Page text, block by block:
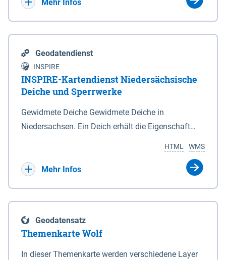
Mehr Infos
Geodatendienst
INSPIRE
INSPIRE-Kartendienst Niedersächsische
Deiche und Sperrwerke
Gewidmete Deiche Gewidmete Deiche in
Niedersachsen. Ein Deich erhält die Eigenschaft
Deichbehörde durch Verordnung ausspricht. Für
enthalten. Sperrwerke Sperrwerke sind Bauwerke
mit Sperrvorrichtungen in Tidegewässern, die dem
Schutz eines Gebietes vor erhöhten Tiden, vor allem
WMS
HTML
Mehr Infos
Geodatensatz
Themenkarte Wolf
In dieser Themenkarte werden verschiedene Layer